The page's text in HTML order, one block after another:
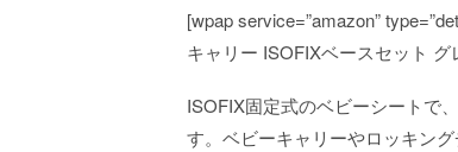
[wpap service=”amazon”
キャリー ISOFIXベースセット グ
ISOFIX固定式のベビーシートで
す。ベビーキャリーやロッキン